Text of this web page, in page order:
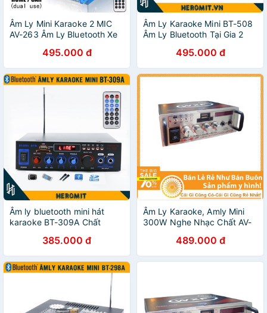
Âm Ly Mini Karaoke 2 MIC
AV-263 Âm Ly Bluetooth Xe
495.000 đ
Âm Ly Karaoke Mini BT-508
Âm Ly Bluetooth Tại Gia 2
495.000 đ
Âm ly bluetooth mini hát
karaoke BT-309A Chất
385.000 đ
Âm Ly Karaoke, Amly Mini
300W Nghe Nhạc Chất AV-
489.000 đ